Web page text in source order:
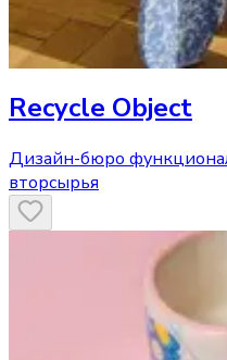
Recycle Object
Дизайн-бюро
вторсырья